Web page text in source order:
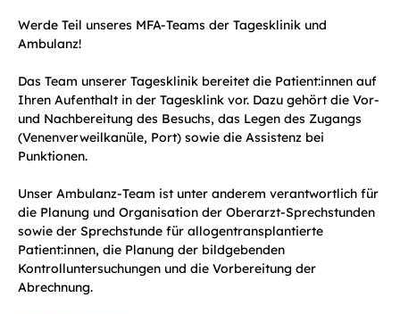
Werde Teil unseres MFA-Teams der Tagesklinik und
Ambulanz!
Das Team unserer Tagesklinik bereitet die Patient:innen auf
Ihren Aufenthalt in der Tagesklink vor. Dazu gehört die Vor-
und Nachbereitung des Besuchs, das Legen des Zugangs
(Venenverweilkanüle, Port) sowie die Assistenz bei
Punktionen.
Unser Ambulanz-Team ist unter anderem verantwortlich für
die Planung und Organisation der Oberarzt-Sprechstunden
sowie der Sprechstunde für allogentransplantierte
Patient:innen, die Planung der bildgebenden
Kontrolluntersuchungen und die Vorbereitung der
Abrechnung.